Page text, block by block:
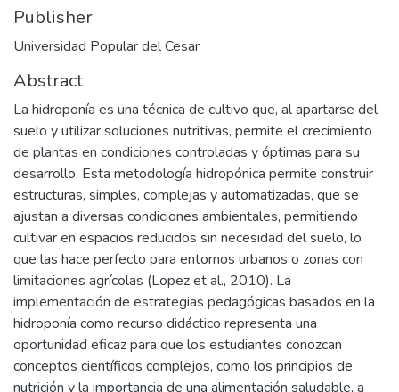
Publisher
Universidad Popular del Cesar
Abstract
La hidroponía es una técnica de cultivo que, al apartarse del
suelo y utilizar soluciones nutritivas, permite el crecimiento
de plantas en condiciones controladas y óptimas para su
desarrollo. Esta metodología hidropónica permite construir
estructuras, simples, complejas y automatizadas, que se
ajustan a diversas condiciones ambientales, permitiendo
cultivar en espacios reducidos sin necesidad del suelo, lo
que las hace perfecto para entornos urbanos o zonas con
limitaciones agrícolas (Lopez et al., 2010). La
implementación de estrategias pedagógicas basados en la
hidroponía como recurso didáctico representa una
oportunidad eficaz para que los estudiantes conozcan
conceptos científicos complejos, como los principios de
nutrición y la importancia de una alimentación saludable, a